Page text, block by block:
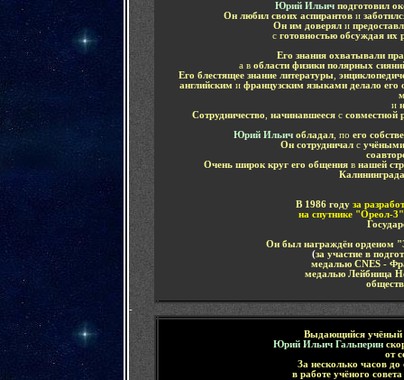
Юрий Ильич подготовил
Он любил своих аспирантов и
Он им доверял и
с готовностью обсуждая их
Его знания охватывали
а в области физики полярных
Его блестящее знание литературы,
английским и французским языками делало его
и
Сотрудничество
начинавшеесяс совместной
Юрий Ильич обладал , по его
Он сотрудничал с
Очень широк круг его общения в нашей
Калининграда
В 1986 году за
на спутнике "Ореол-3"
Он был награждён орденом
(за участие в
медалью CNES -
медалью Лейбница
-
Выдающийся учёный
Юрий Ильич Гальперин
от
За несколько часов
в работе учёного